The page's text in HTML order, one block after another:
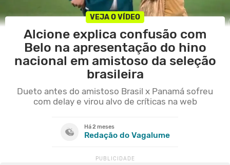
VEJA O VÍDEO
Alcione explica confusão com
Belo na apresentação do hino
nacional em amistoso da seleção
brasileira
Dueto antes do amistoso Brasil x Panamá sofreu
com delay e virou alvo de críticas na web
Há 2 meses
Redação do Vagalume